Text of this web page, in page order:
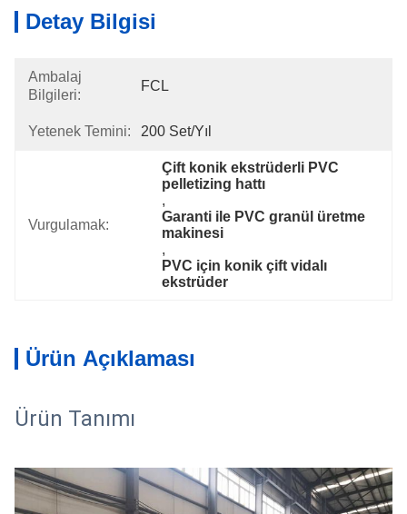
Detay Bilgisi
Ambalaj
Bilgileri:
FCL
Yetenek Temini: 200 Set/yıl
Vurgulamak:
Çift konik ekstrüderli PVC
pelletizing hattı
Garanti ile PVC granül üretme
makinesi
PVC için konik çift vidalı
ekstrüder
Ürün Açıklaması
Ürün Tanımı